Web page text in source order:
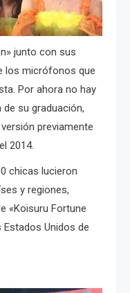
junto con sus
los micrófonos que
Por ahora no hay
su graduación,
previamente
2014.
chicas lucieron
y regiones,
«Koisuru Fortune
Unidos de